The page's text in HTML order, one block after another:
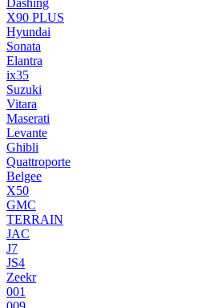
Dashing
X90 PLUS
Hyundai
Sonata
Elantra
ix35
Suzuki
Vitara
Maserati
Levante
Ghibli
Quattroporte
Belgee
X50
GMC
TERRAIN
JAC
J7
JS4
Zeekr
001